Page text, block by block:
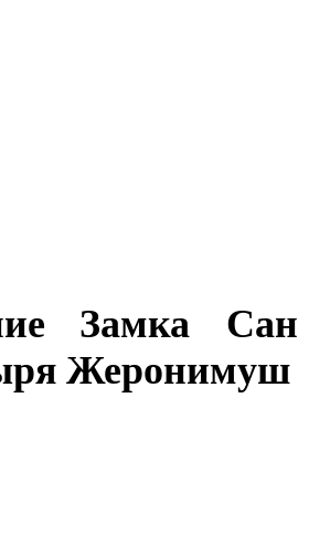
Замка Сан
Жеронимуш